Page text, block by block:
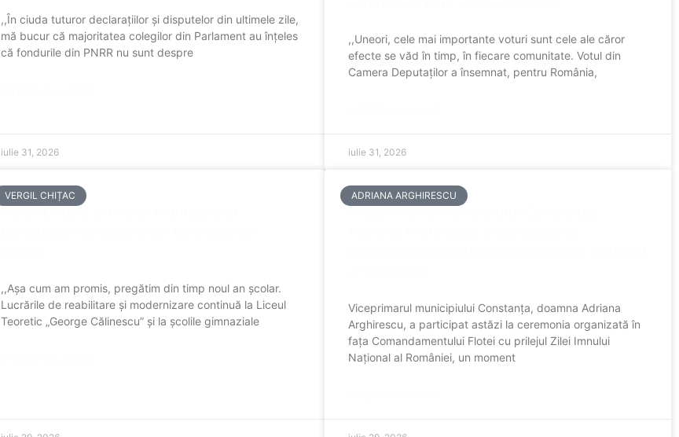
,,În ciuda tuturor declarațiilor și disputelor din ultimele zile,
mă bucur că majoritatea colegilor din Parlament au înțeles
că fondurile din PNRR nu sunt despre
iulie 31, 2026
,,Uneori, cele mai importante voturi sunt cele ale căror
efecte se văd în timp, în fiecare comunitate. Votul din
Camera Deputaților a însemnat, pentru România,
iulie 31, 2026
VERGIL CHIȚAC
Vergil Chițac, primarul municipiului
,,Așa cum am promis, pregătim din timp noul an școlar.
Lucrările de reabilitare și modernizare continuă la Liceul
Teoretic „George Călinescu” și la școlile gimnaziale
ADRIANA ARGHIRESCU
Viceprimarul municipiului Constanța,
Viceprimarul municipiului Constanța, doamna Adriana
Arghirescu, a participat astăzi la ceremonia organizată în
fața Comandamentului Flotei cu prilejul Zilei Imnului
Național al României, un moment